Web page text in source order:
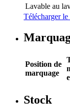
Lavable au
Télécharger
Position de
marquage
Stock